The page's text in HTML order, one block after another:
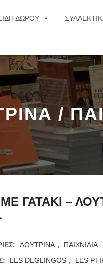
ΔΩΡΟΥ
/
ΓΑΤΑΚΙ –
ΛΟΥΤΡΙΝΑ ,
ΠΑΙΧΝΙΔΙΑ
LES DEGLINGOS , LES